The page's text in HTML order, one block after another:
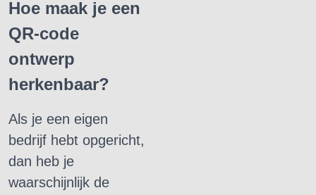
Hoe maak je een
QR-code
ontwerp
herkenbaar?
Als je een eigen
bedrijf hebt opgericht,
dan heb je
waarschijnlijk de